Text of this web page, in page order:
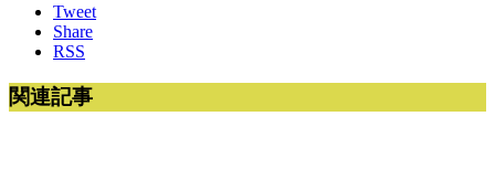
Tweet
Share
RSS
関連記事